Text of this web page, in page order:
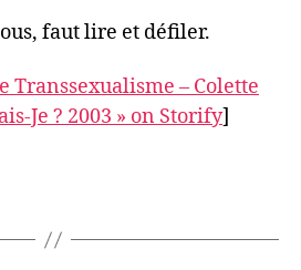
Sais-
?
,
faut lire et défiler.
Transsexualisme – Colette
Je ? 2003 » on Storify]